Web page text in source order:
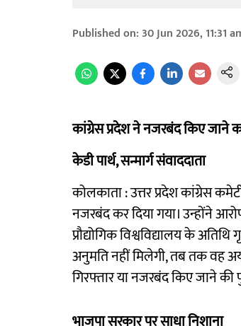
Published on:30 Jun 2026, 11:31
कांग्रेस प्रदेश ने नजरबंद किए जाने
केडी पार्थ, सन्मार्ग संवाददाता
कोलकाता : उत्तर प्रदेश कांग्रेस
नजरबंद कर दिया गया। उन्होंने
प्रौद्योगिक विश्वविद्यालय के
अनुमति नहीं मिलेगी, तब तक वह
गिरफ्तार या नजरबंद किए जाने की